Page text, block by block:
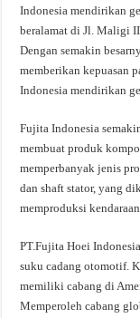
Indonesia mendirikan
beralamat di Jl. Maligi
Dengan semakin
memberikan kepuasan
Indonesia mendirikan
Fujita Indonesia
membuat produk
memperbanyak jenis
dan shaft stator, yang
memproduksi
PT.Fujita Hoei
suku cadang otomotif.
memiliki cabang di
Memperoleh cabang